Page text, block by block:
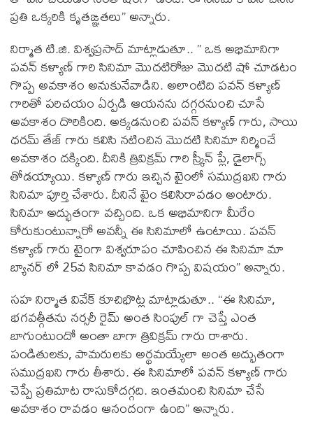
ప్రతి ఒక్కరికి కృతఙ్ఞతలు” అన్నారు.
నిర్మాత టి.జి. విశ్వప్రసాద్ మాట్లాడుతూ.. ” ఒక అభిమానిగా
పవన్ కళ్యాణ్ గారి సినిమా మొదటిరోజు మొదటి షో చూడటం
గొప్ప అవకాశం అనుకునేవాడిని. అలాంటిది పవన్ కళ్యాణ్
గారితో పరిచయం ఏర్పడి ఆయనను దగ్గరనుంచి చూసే
అవకాశం దొరికింది. అక్కడనుంచి పవన్ కళ్యాణ్ గారు, సాయి
ధరమ్ తేజ్ గారు కలిసి నటించిన మొదటి సినిమా నిర్మించే
అవకాశం దక్కింది. దీనికి త్రివిక్రమ్ గారి స్క్రీన్ ప్లే, డైలాగ్స్
తోడయ్యాయి. కళ్యాణ్ గారు ఇచ్చిన టైంలో సముద్రఖని గారు
సినిమా పూర్తి చేశారు. దీనినే టైం కలిసిరావడం అంటారు.
సినిమా అద్భుతంగా వచ్చింది. ఒక అభిమానిగా మీరేం
కోరుకుంటున్నారో అవన్నీ ఈ సినిమాలో ఉంటాయి. పవన్
కళ్యాణ్ గారు టైంగా విశ్వరూపం చూపించిన ఈ సినిమా మా
బ్యానర్ లో 25వ సినిమా కావడం గొప్ప విషయం” అన్నారు.
సహ నిర్మాత వివేక్ కూచిభొట్ల మాట్లాడుతూ.. “ఈ సినిమా,
భగవత్గీతను నర్సరీ రైమ్ అంత సింపుల్ గా చెప్తే ఎంత
బాగుంటుందో అంతా బాగా త్రివిక్రమ్ గారు రాశారు.
పండితులకు, పామరులకు అర్థమయ్యేలా అంత అద్భుతంగా
సముద్రఖని గారు తీశారు. ఈ సినిమాలో పవన్ కళ్యాణ్ గారు
చెప్పే ప్రతిమాట రాసుకోదగ్గది. ఇంతమంచి సినిమా చేసే
అవకాశం రావడం ఆనందంగా ఉంది” అన్నారు.